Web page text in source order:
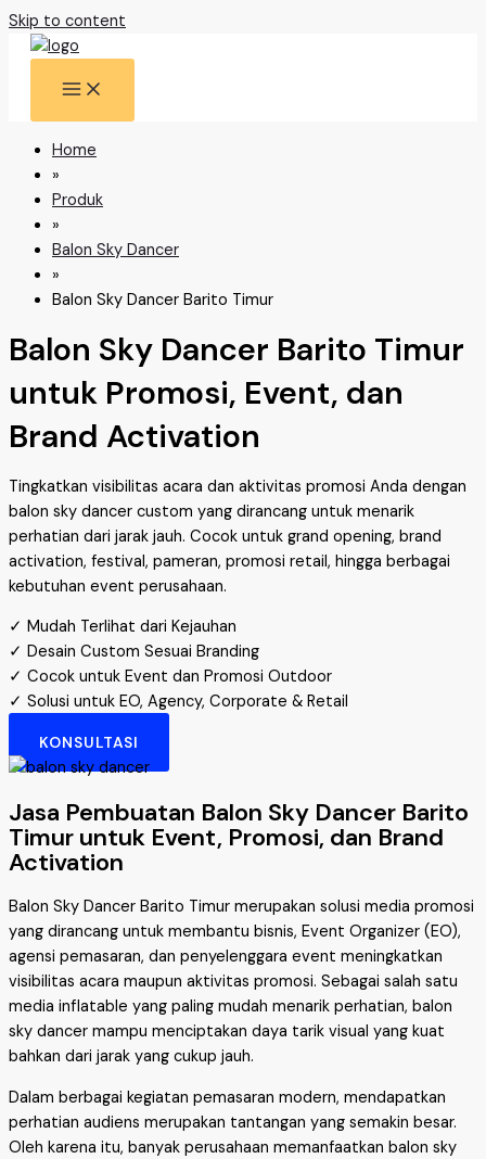
Skip to content
Home
»
Produk
»
Balon Sky Dancer
»
Balon Sky Dancer Barito Timur
Balon Sky Dancer Barito Timur
untuk Promosi, Event, dan
Brand Activation
Tingkatkan visibilitas acara dan aktivitas promosi Anda dengan
balon sky dancer custom yang dirancang untuk menarik
perhatian dari jarak jauh. Cocok untuk grand opening, brand
activation, festival, pameran, promosi retail, hingga berbagai
kebutuhan event perusahaan.
✓ Mudah Terlihat dari Kejauhan
✓ Desain Custom Sesuai Branding
✓ Cocok untuk Event dan Promosi Outdoor
✓ Solusi untuk EO, Agency, Corporate & Retail
KONSULTASI
Jasa Pembuatan Balon Sky Dancer Barito
Timur untuk Event, Promosi, dan Brand
Activation
Balon Sky Dancer Barito Timur merupakan solusi media promosi
yang dirancang untuk membantu bisnis, Event Organizer (EO),
agensi pemasaran, dan penyelenggara event meningkatkan
visibilitas acara maupun aktivitas promosi. Sebagai salah satu
media inflatable yang paling mudah menarik perhatian, balon
sky dancer mampu menciptakan daya tarik visual yang kuat
bahkan dari jarak yang cukup jauh.
Dalam berbagai kegiatan pemasaran modern, mendapatkan
perhatian audiens merupakan tantangan yang semakin besar.
Oleh karena itu, banyak perusahaan memanfaatkan balon sky